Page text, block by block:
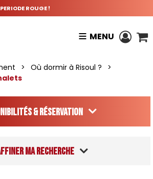
ROUGE !
MENU
> Où dormir à Risoul ?
>
& Réservation
ma recherche